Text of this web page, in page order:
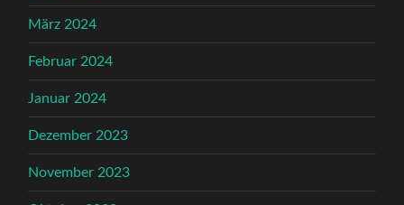
März 2024
Februar 2024
Januar 2024
Dezember 2023
November 2023